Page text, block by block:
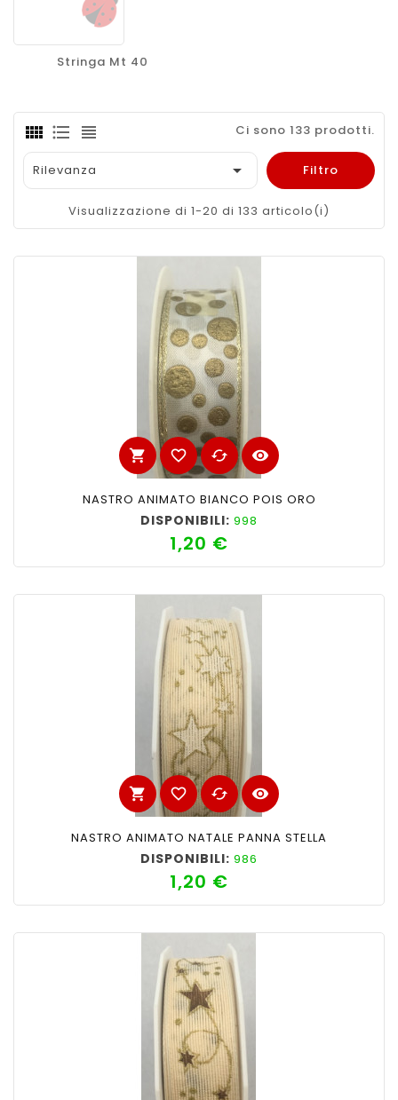
Stringa Mt 40
Ci sono 133 prodotti.
Rilevanza  Filtro
Visualizzazione di 1-20 di 133 articolo(i)
shopping_cart favorite_border cached visibility
NASTRO ANIMATO BIANCO POIS ORO
DISPONIBILI: 998
1,20 €
shopping_cart favorite_border cached visibility
NASTRO ANIMATO NATALE PANNA STELLA
DISPONIBILI: 986
1,20 €